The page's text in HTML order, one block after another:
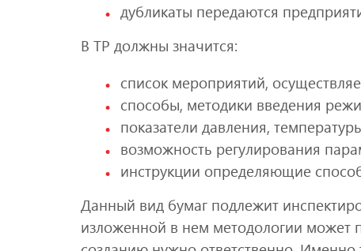
дубликаты передаются
В ТР должны значится:
список мероприятий,
способы, методики введения
показатели давления,
возможность регулирования
инструкции определяющие
Данный вид бумаг подлежит
изложенной в нем методологии может